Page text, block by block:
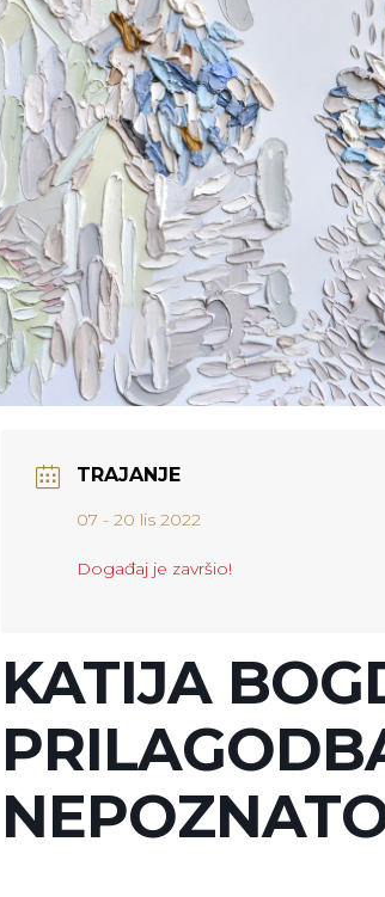
TRAJANJE
07 - 20 lis 2022
Događaj je završio!
KATIJA